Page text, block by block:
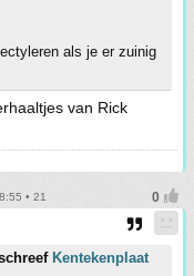
als je er zuinig
van Rick
• 21
Kentekenplaat